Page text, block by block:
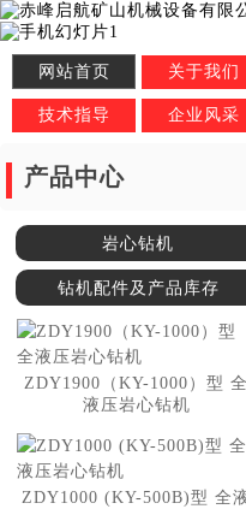
网站首页 关于我们
技术指导 企业风采
产品中心
岩心钻机
钻机配件及产品库存
ZDY1900（KY-1000）型 全
液压岩心钻机
ZDY1000 (KY-500B)型 全